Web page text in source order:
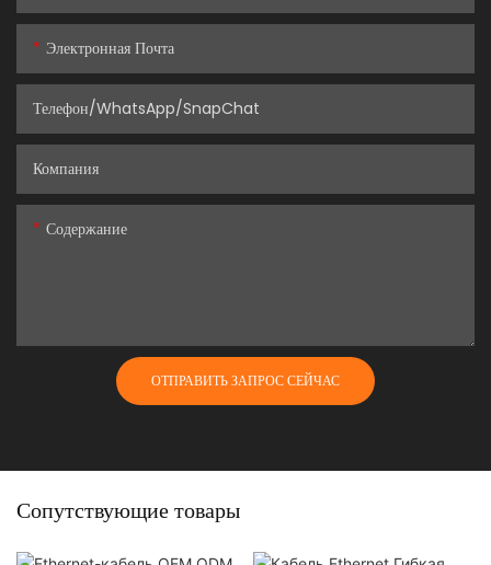
Электронная Почта
Телефон/WhatsApp/SnapChat
Компания
Содержание
ОТПРАВИТЬ ЗАПРОС СЕЙЧАС
Сопутствующие товары